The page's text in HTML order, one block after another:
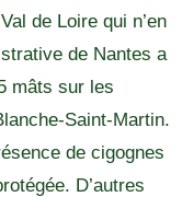
de Loire qui n’en
de Nantes a
mâts sur les
Saint-Martin.
de cigognes
D’autres